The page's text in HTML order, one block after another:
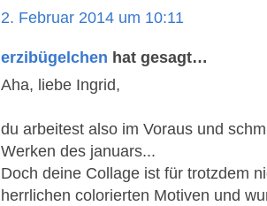
2. Februar 2014 um 10:11
erzibügelchen hat gesagt…
Aha, liebe Ingrid,
du arbeitest also im Voraus und
Werken des januars...
Doch deine Collage ist für trotzdem
herrlichen colorierten Motiven und